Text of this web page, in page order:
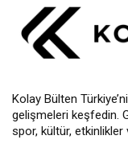
Kolay Bülten
gelişmeleri keşfedin.
spor, kültür, etkinlikler